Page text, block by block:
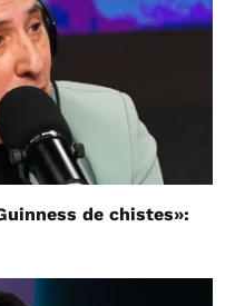
de chistes»: